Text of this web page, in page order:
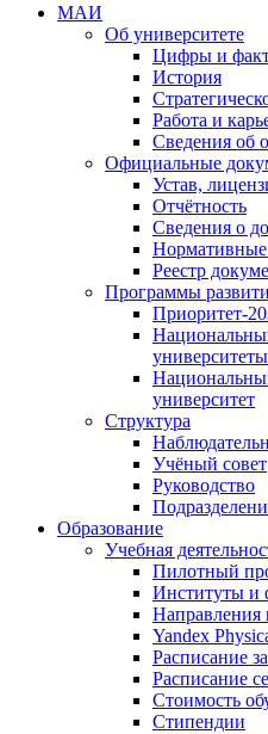
МАИ
Об университете
Цифры и
История
Работа и
Сведения об
Официальные
Устав,
Отчётность
Сведения о
Реестр
Программы
Приоритет-
университет
Структура
Учёный совет
Руководство
Образование
Учебная
Пилотный
Институты и
Направления
Yandex
Расписание
Расписание
Стоимость
Стипендии